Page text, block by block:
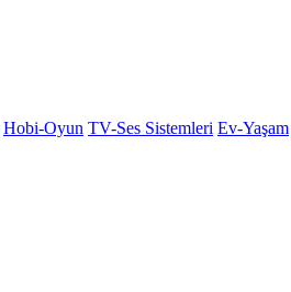
Hobi-Oyun TV-Ses Sistemleri Ev-Yaşam